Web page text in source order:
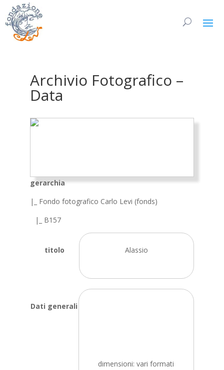
Archivio Fotografico –
Data
gerarchia
|_ Fondo fotografico Carlo Levi (fonds)
|_ B157
titolo Alassio
Dati generali
dimensioni: vari formati